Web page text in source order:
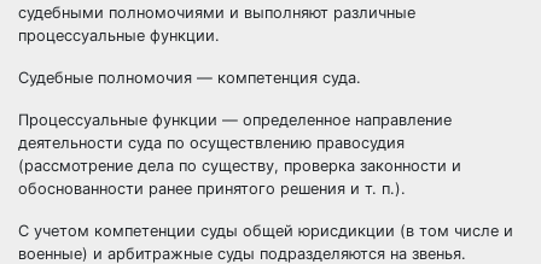
судебными полномочиями и выполняют различные
процессуальные функции.
Судебные полномочия — компетенция суда.
Процессуальные функции — определенное направление
деятельности суда по осуществлению правосудия
(рассмотрение дела по существу, проверка законности и
обоснованности ранее принятого решения и т. п.).
С учетом компетенции суды общей юрисдикции (в том числе и
военные) и арбитражные суды подразделяются на звенья.